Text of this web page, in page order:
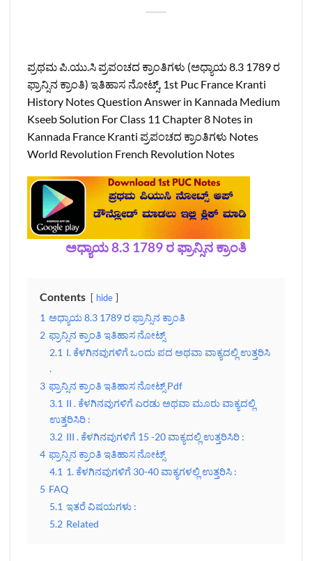
ಪ್ರಥಮ ಪಿ.ಯು.ಸಿ ಪ್ರಪಂಚದ ಕ್ರಾಂತಿಗಳು (ಅಧ್ಯಾಯ 8.3 1789 ರ
ಫ್ರಾನ್ಸಿನ ಕ್ರಾಂತಿ‌) ಇತಿಹಾಸ ನೋಟ್ಸ್, 1st Puc France Kranti
History Notes Question Answer in Kannada Medium
Kseeb Solution For Class 11 Chapter 8 Notes in
Kannada France Kranti ಪ್ರಪಂಚದ ಕ್ರಾಂತಿಗಳು Notes
World Revolution French Revolution Notes
ಅಧ್ಯಾಯ 8.3 1789 ರ ಫ್ರಾನ್ಸಿನ ಕ್ರಾಂತಿ‌
Contents hide
1 ಅಧ್ಯಾಯ 8.3 1789 ರ ಫ್ರಾನ್ಸಿನ ಕ್ರಾಂತಿ‌
2 ಫ್ರಾನ್ಸಿನ ಕ್ರಾಂತಿ‌ ಇತಿಹಾಸ ನೋಟ್ಸ್
2.1 I. ಕೆಳಗಿನವುಗಳಿಗೆ ಒಂದು ಪದ ಅಥವಾ ವಾಕ್ಯದಲ್ಲಿ ಉತ್ತರಿಸಿ
.
3 ಫ್ರಾನ್ಸಿನ ಕ್ರಾಂತಿ‌ ಇತಿಹಾಸ ನೋಟ್ಸ್ Pdf
3.1 II . ಕೆಳಗಿನವುಗಳಿಗೆ ಎರಡು ಅಥವಾ ಮೂರು ವಾಕ್ಯದಲ್ಲಿ
ಉತ್ತರಿಸಿರಿ :
3.2 III . ಕೆಳಗಿನವುಗಳಿಗೆ 15 -20 ವಾಕ್ಯದಲ್ಲಿ ಉತ್ತರಿಸಿರಿ :
4 ಫ್ರಾನ್ಸಿನ ಕ್ರಾಂತಿ‌ ಇತಿಹಾಸ ನೋಟ್ಸ್
4.1 1. ಕೆಳಗಿನವುಗಳಿಗೆ 30-40 ವಾಕ್ಯಗಳಲ್ಲಿ ಉತ್ತರಿಸಿ :
5 FAQ
5.1 ಇತರೆ ವಿಷಯಗಳು :
5.2 Related